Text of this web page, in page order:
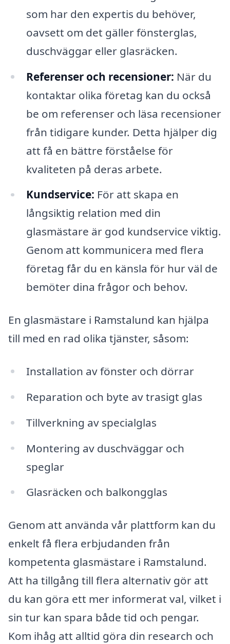
som har den expertis du behöver,
oavsett om det gäller fönsterglas,
duschväggar eller glasräcken.
Referenser och recensioner: När du
kontaktar olika företag kan du också
be om referenser och läsa recensioner
från tidigare kunder. Detta hjälper dig
att få en bättre förståelse för
kvaliteten på deras arbete.
Kundservice: För att skapa en
långsiktig relation med din
glasmästare är god kundservice viktig.
Genom att kommunicera med flera
företag får du en känsla för hur väl de
bemöter dina frågor och behov.
En glasmästare i Ramstalund kan hjälpa
till med en rad olika tjänster, såsom:
Installation av fönster och dörrar
Reparation och byte av trasigt glas
Tillverkning av specialglas
Montering av duschväggar och
speglar
Glasräcken och balkongglas
Genom att använda vår plattform kan du
enkelt få flera erbjudanden från
kompetenta glasmästare i Ramstalund.
Att ha tillgång till flera alternativ gör att
du kan göra ett mer informerat val, vilket i
sin tur kan spara både tid och pengar.
Kom ihåg att alltid göra din research och